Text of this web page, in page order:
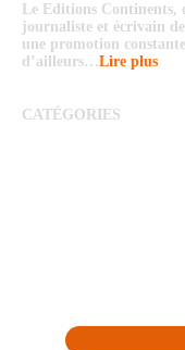
Le Editions Continents,
journaliste et écrivain
une promotion
d’ailleurs…Lire plus
CATÉGORIES